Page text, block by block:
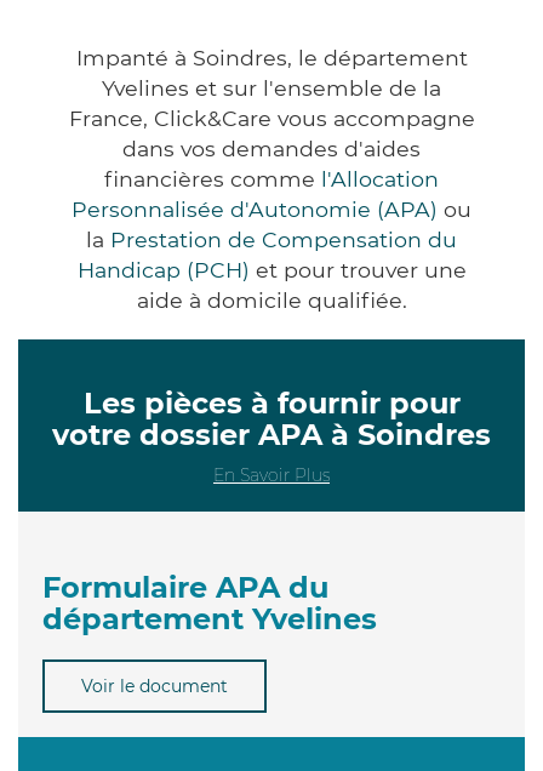
Impanté à Soindres, le département
Yvelines et sur l'ensemble de la
France, Click&Care vous accompagne
dans vos demandes d'aides
financières comme l'Allocation
Personnalisée d'Autonomie (APA) ou
la Prestation de Compensation du
Handicap (PCH) et pour trouver une
aide à domicile qualifiée.
Les pièces à fournir pour
votre dossier APA à Soindres
En Savoir Plus
Formulaire APA du
département Yvelines
Voir le document